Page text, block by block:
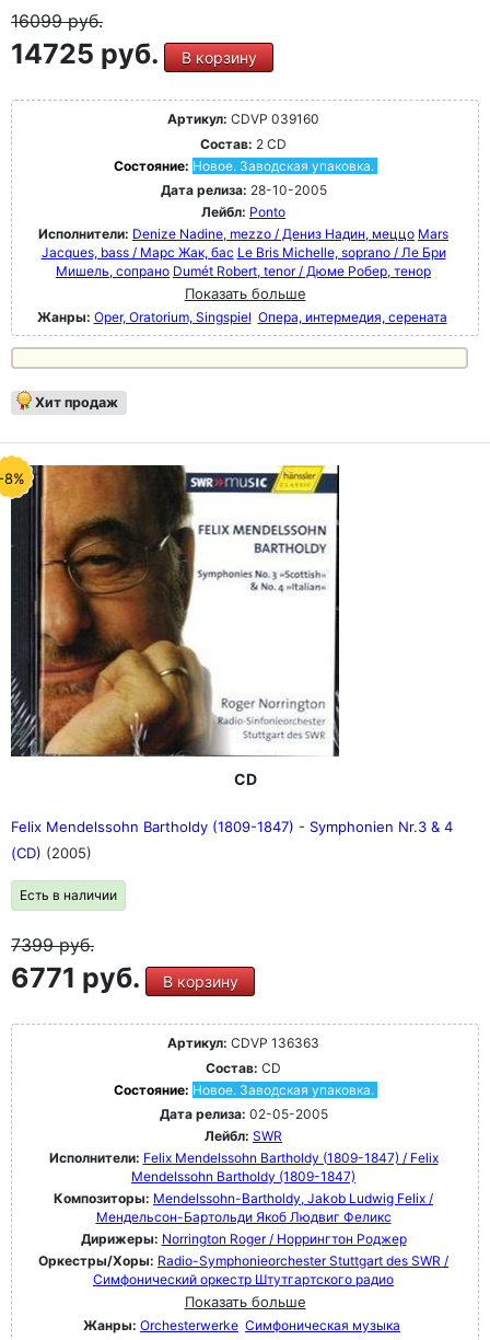
16099руб.
14725 руб. В корзину
Артикул: CDVP 039160
Состав: 2 CD
Состояние: Новое. Заводская упаковка.
Дата релиза: 28-10-2005
Лейбл: Ponto
Исполнители: Denize Nadine, mezzo / Дениз Надин, меццо Mars
Jacques, bass / Марс Жак, бас Le Bris Michelle, soprano / Ле Бри
Мишель, сопрано Dumét Robert, tenor / Дюме Робер, тенор
Показать больше
Жанры: Oper, Oratorium, Singspiel Опера, интермедия, серената
Хит продаж
8%
CD
Felix Mendelssohn Bartholdy (1809-1847) - Symphonien Nr.3 & 4
(CD) (2005)
Есть в наличии
7399руб.
6771 руб. В корзину
Артикул: CDVP 136363
Состав: CD
Состояние: Новое. Заводская упаковка.
Дата релиза: 02-05-2005
Лейбл: SWR
Исполнители: Felix Mendelssohn Bartholdy (1809-1847) / Felix
Mendelssohn Bartholdy (1809-1847)
Композиторы: Mendelssohn-Bartholdy, Jakob Ludwig Felix /
Мендельсон-Бартольди Якоб Людвиг Феликс
Дирижеры: Norrington Roger / Норрингтон Роджер
Оркестры/Хоры: Radio-Symphonieorchester Stuttgart des SWR /
Симфонический оркестр Штутгартского радио
Показать больше
Жанры: Orchesterwerke Симфоническая музыка